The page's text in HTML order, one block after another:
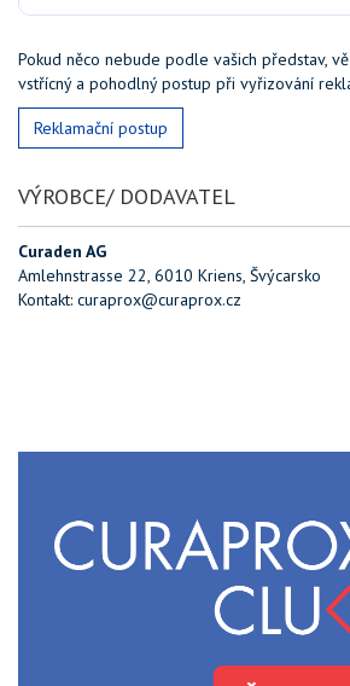
Pokud něco nebude podle vašich představ,
vstřícný a pohodlný postup při vyřizování
Reklamační postup
VÝROBCE/ DODAVATEL
Curaden AG
Amlehnstrasse 22, 6010 Kriens, Švýcarsko
Kontakt: curaprox@curaprox.cz